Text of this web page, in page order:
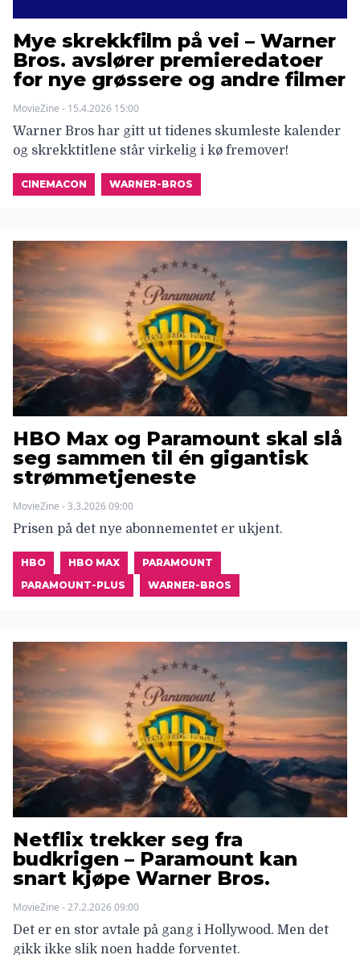
Mye skrekkfilm på vei – Warner
Bros. avslører premieredatoer
for nye grøssere og andre filmer
MovieZine - 15.4.2026 15:00
Warner Bros har gitt ut tidenes skumleste kalender
og skrekktitlene står virkelig i kø fremover!
CINEMACON WARNER-BROS
HBO Max og Paramount skal slå
seg sammen til én gigantisk
strømmetjeneste
MovieZine - 3.3.2026 09:00
Prisen på det nye abonnementet er ukjent.
HBO HBO MAX
PARAMOUNT
PARAMOUNT-PLUS
WARNER-BROS
Netflix trekker seg fra
budkrigen – Paramount kan
snart kjøpe Warner Bros.
MovieZine - 27.2.2026 09:00
Det er en stor avtale på gang i Hollywood. Men det
gikk ikke slik noen hadde forventet.